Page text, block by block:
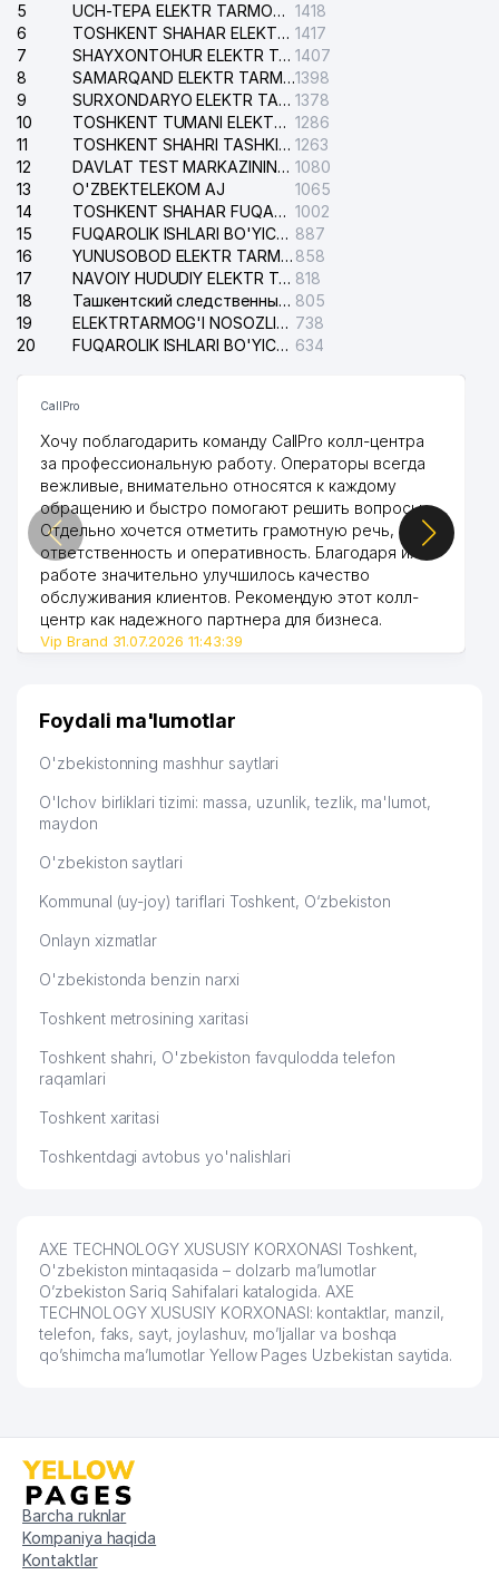
5
UCH-TEPA ELEKTR TARMOG'I NOSOZLIKLARI XIZMATI 1418
6
TOSHKENT SHAHAR ELEKTR TARMOQLARI KORXONASI AJ 1417
7
SHAYXONTOHUR ELEKTR TARMOG'I NOSOZLIKLARINI TUZATISH XIZMATI 1407
8
SAMARQAND ELEKTR TARMOQLARI AJ1398
9
SURXONDARYO ELEKTR TARMOQLARI AJ 1378
10
TOSHKENT TUMANI ELEKTR TARMOG'I AVARIYA XIZMATI 1286
11
TOSHKENT SHAHRI TASHKILOT TELEFONLARI HAQIDA MA'LUMOT BYUROSI 1263
12
DAVLAT TEST MARKAZINING ISHONCH TELEFONLARI 1080
13
O'ZBEKTELEKOM AJ
1065
14
TOSHKENT SHAHAR FUQAROLIK ISHLARI BO'YICHA SUDI 1002
15
FUQAROLIK ISHLARI BO'YICHA YAKKASAROY TUMANLARARO SUDI 887
16
YUNUSOBOD ELEKTR TARMOG'I NOSOZLIKLARI XIZMATI 858
17
NAVOIY HUDUDIY ELEKTR TARMOQLARI KORXONASI AJ 818
18
Ташкентский следственный изолятор 805
19
ELEKTRTARMOG'I NOSOZLIKLARINI TO'ZATISH SERGELI XIZMATI 738
20
FUQAROLIK ISHLARI BO'YICHA UCH-TEPA TUMANI SUDI 634
CallPro
Хочу поблагодарить команду CallPro колл-центра
за профессиональную работу. Операторы всегда
вежливые, внимательно относятся к каждому
обращению и быстро помогают решить вопросы.
Отдельно хочется отметить грамотную речь,
ответственность и оперативность. Благодаря их
работе значительно улучшилось качество
обслуживания клиентов. Рекомендую этот колл-
центр как надежного партнера для бизнеса.
Vip Brand 31.07.2026 11:43:39
Foydali ma'lumotlar
O'zbekistonning mashhur saytlari
O'lchov birliklari tizimi: massa, uzunlik, tezlik, ma'lumot,
maydon
O'zbekiston saytlari
Kommunal (uy-joy) tariflari Toshkent, O‘zbekiston
Onlayn xizmatlar
O'zbekistonda benzin narxi
Toshkent metrosining xaritasi
Toshkent shahri, O'zbekiston favqulodda telefon
raqamlari
Toshkent xaritasi
Toshkentdagi avtobus yo'nalishlari
AXE TECHNOLOGY XUSUSIY KORXONASI Toshkent,
O'zbekiston mintaqasida – dolzarb ma’lumotlar
O’zbekiston Sariq Sahifalari katalogida. AXE
TECHNOLOGY XUSUSIY KORXONASI: kontaktlar, manzil,
telefon, faks, sayt, joylashuv, mo’ljallar va boshqa
qo’shimcha ma’lumotlar Yellow Pages Uzbekistan saytida.
Barcha ruknlar
Kompaniya haqida
Kontaktlar